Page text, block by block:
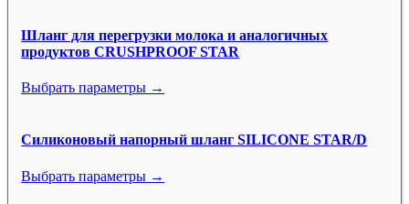
Шланг для перегрузки молока и аналогичных
продуктов CRUSHPROOF STAR
Выбрать параметры →
Силиконовый напорный шланг SILICONE STAR/D
Выбрать параметры →